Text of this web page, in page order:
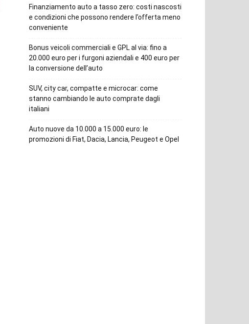
Finanziamento auto a tasso zero: costi nascosti
e condizioni che possono rendere l’offerta meno
conveniente
Bonus veicoli commerciali e GPL al via: fino a
20.000 euro per i furgoni aziendali e 400 euro per
la conversione dell’auto
SUV, city car, compatte e microcar: come
stanno cambiando le auto comprate dagli
italiani
Auto nuove da 10.000 a 15.000 euro: le
promozioni di Fiat, Dacia, Lancia, Peugeot e Opel